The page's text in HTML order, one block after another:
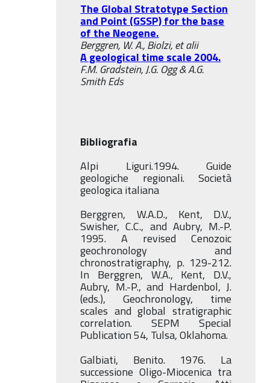
The Global Stratotype Section
and Point (GSSP) for the base
of the Neogene.
Berggren, W. A., Biolzi, et alii
A geological time scale 2004.
F.M. Gradstein, J.G. Ogg & A.G.
Smith Eds
Bibliografia
Alpi Liguri.1994. Guide
geologiche regionali. Società
geologica italiana
Berggren, W.A.D., Kent, D.V.,
Swisher, C.C., and Aubry, M.-P.
1995. A revised Cenozoic
geochronology and
chronostratigraphy, p. 129-212.
In Berggren, W.A., Kent, D.V.,
Aubry, M.-P., and Hardenbol, J.
(eds.), Geochronology, time
scales and global stratigraphic
correlation.SEPM Special
Publication 54, Tulsa, Oklahoma.
Galbiati, Benito. 1976. La
successione Oligo-Miocenica tra